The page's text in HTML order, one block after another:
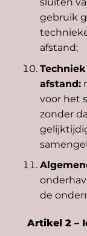
gebruik
afstand;
afstand:
voor het
zonder
de
Artikel 2 –